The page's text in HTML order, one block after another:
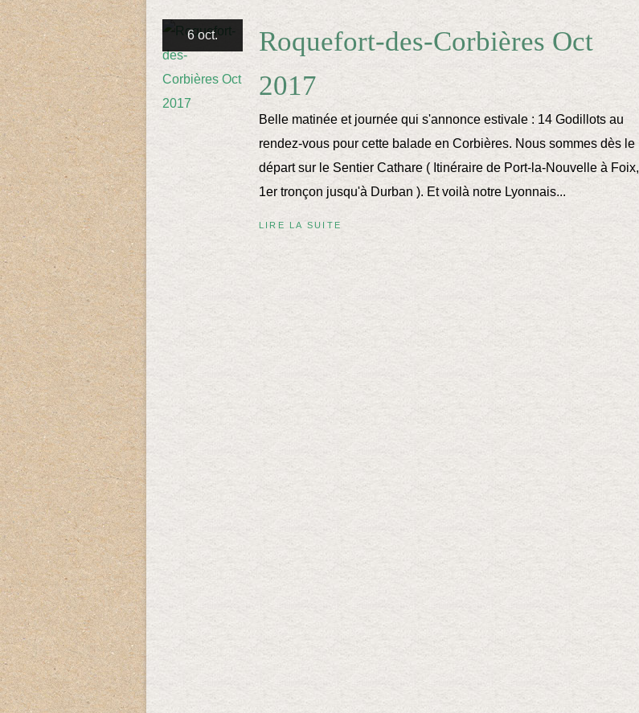
6 oct.
Roquefort-des-Corbières Oct
2017
Belle matinée et journée qui s'annonce estivale : 14 Godillots au
rendez-vous pour cette balade en Corbières. Nous sommes dès le
départ sur le Sentier Cathare ( Itinéraire de Port-la-Nouvelle à Foix,
1er tronçon jusqu'à Durban ). Et voilà notre Lyonnais...
LIRE LA SUITE